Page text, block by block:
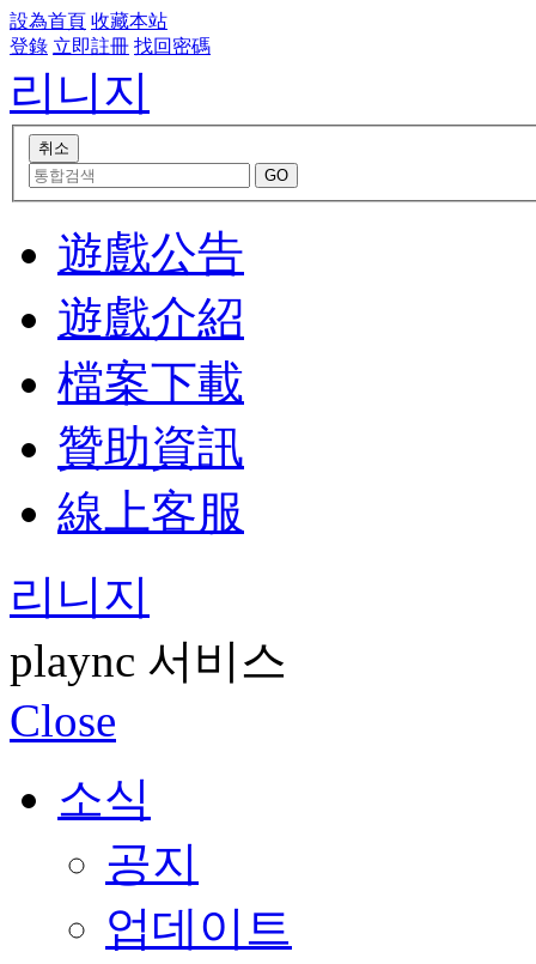
設為首頁 收藏本站
登錄 立即註冊 找回密碼
리니지
遊戲公告
遊戲介紹
檔案下載
贊助資訊
線上客服
리니지
plaync 서비스
Close
소식
공지
업데이트